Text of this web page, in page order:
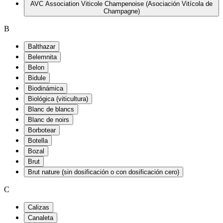
AVC Association Viticole Champenoise (Asociación Vitícola de
Champagne)
B
Balthazar
Belemnita
Belon
Bidule
Biodinámica
Biológica (viticultura)
Blanc de blancs
Blanc de noirs
Borbotear
Botella
Bozal
Brut
Brut nature (sin dosificación o con dosificación cero)
C
Calizas
Canaleta